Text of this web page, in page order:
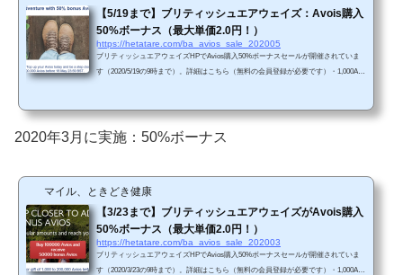
【5/19まで】ブリティッシュエアウェイズ：Avois購入
50%ボーナス（最大単価2.0円！）
https://hetatare.com/ba_avios_sale_202005
ブリティッシュエアウェイズHPでAvios購入50%ボーナスセールが開催されていま
す（2020/5/19の9時まで）。詳細はこちら（無料の会員登録が必要です）・1,000Avi
からすると、50%ボーナスが最大です）。円高が進んでいるので（111円/ドル→107
円/ドル）、前回よりも若干お得です。・2020年5月19日午前9時まで・200,000 Avios
2020年3月に実施：50%ボーナス
マイル、ときどき健康
【3/23まで】ブリティッシュエアウェイズがAvois購入
50%ボーナス（最大単価2.0円！）
https://hetatare.com/ba_avios_sale_202003
ブリティッシュエアウェイズHPでAvios購入50%ボーナスセールが開催されていま
す（2020/3/23の9時まで）。詳細はこちら（無料の会員登録が必要です）・1,000Avi